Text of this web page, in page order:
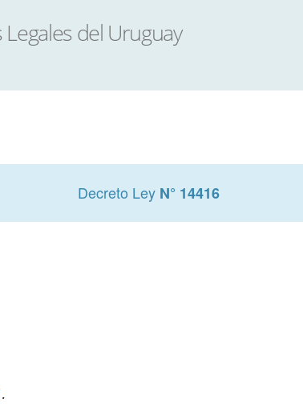
Decreto Ley N° 14416